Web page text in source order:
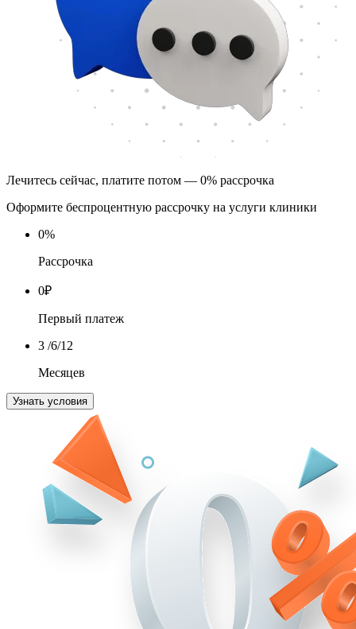
Лечитесь сейчас, платите потом — 0% рассрочка
Оформите беспроцентную рассрочку на услуги клиники
0%
Рассрочка
0₽
Первый платеж
3 /6/12
Месяцев
Узнать условия